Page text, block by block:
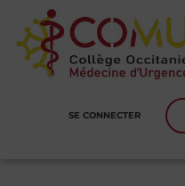
SE CONNECTER